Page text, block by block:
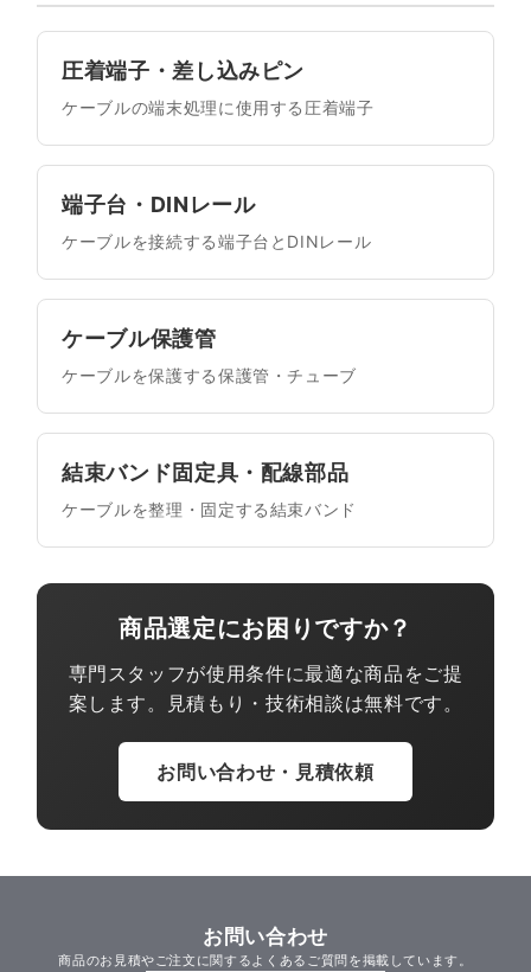
圧着端子・差し込みピン
ケーブルの端末処理に使用する圧着端子
端子台・DINレール
ケーブルを接続する端子台とDINレール
ケーブル保護管
ケーブルを保護する保護管・チューブ
結束バンド固定具・配線部品
ケーブルを整理・固定する結束バンド
商品選定にお困りですか？
専門スタッフが使用条件に最適な商品をご提
案します。見積もり・技術相談は無料です。
お問い合わせ・見積依頼
お問い合わせ
商品のお見積やご注文に関するよくあるご質問を掲載しています。